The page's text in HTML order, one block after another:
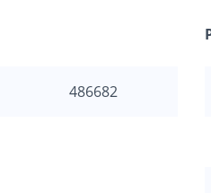
486682